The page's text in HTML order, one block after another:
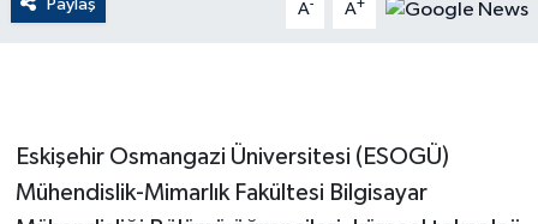
Paylaş A- A+
Eskişehir Osmangazi Üniversitesi (ESOGÜ)
Mühendislik-Mimarlık Fakültesi Bilgisayar
GENEL
HABERDE İNSAN